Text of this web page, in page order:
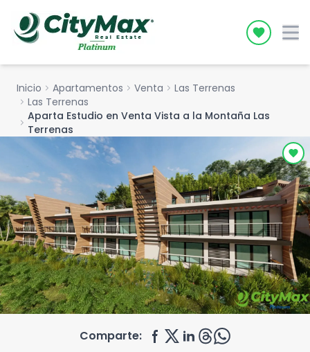
Icon
Inicio chevron_right Apartamentos chevron_right Venta chevron_right Las Terrenas
chevron_right Las Terrenas
chevron_right Aparta Estudio en Venta Vista a la Montaña Las
Terrenas
Comparte: